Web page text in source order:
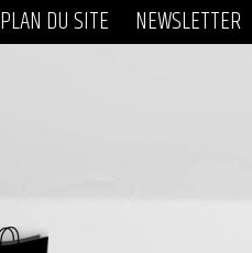
PLAN DU SITE NEWSLETTER